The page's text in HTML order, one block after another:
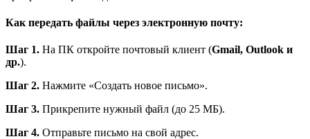
Как передать файлы через электронную почту:
Шаг 1. На ПК откройте почтовый клиент (Gmail, Outlook и
др.).
Шаг 2. Нажмите «Создать новое письмо».
Шаг 3. Прикрепите нужный файл (до 25 МБ).
Шаг 4. Отправьте письмо на свой адрес.